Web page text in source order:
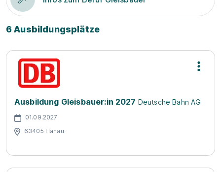
6 Ausbildungsplätze
Ausbildung Gleisbauer:in 2027 Deutsche Bahn AG
01.09.2027
63405 Hanau